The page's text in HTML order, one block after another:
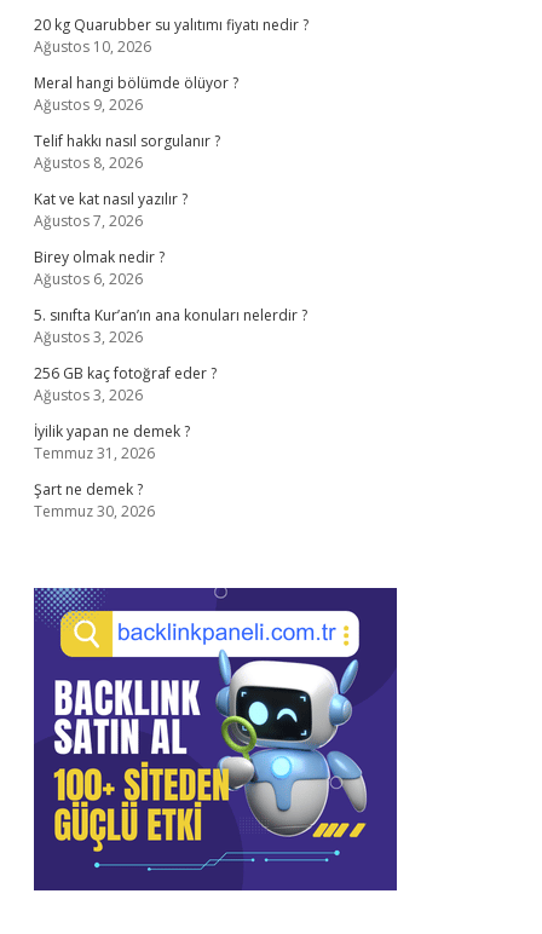
20 kg Quarubber su yalıtımı fiyatı nedir ?
Ağustos 10, 2026
Meral hangi bölümde ölüyor ?
Ağustos 9, 2026
Telif hakkı nasıl sorgulanır ?
Ağustos 8, 2026
Kat ve kat nasıl yazılır ?
Ağustos 7, 2026
Birey olmak nedir ?
Ağustos 6, 2026
5. sınıfta Kur’an’ın ana konuları nelerdir ?
Ağustos 3, 2026
256 GB kaç fotoğraf eder ?
Ağustos 3, 2026
İyilik yapan ne demek ?
Temmuz 31, 2026
Şart ne demek ?
Temmuz 30, 2026